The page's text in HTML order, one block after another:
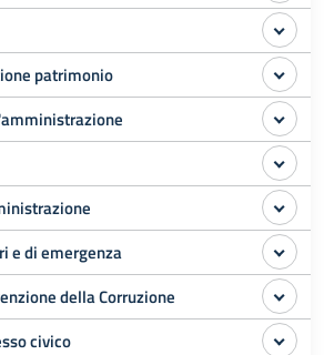
patrimonio
e di emergenza
della Corruzione
civico